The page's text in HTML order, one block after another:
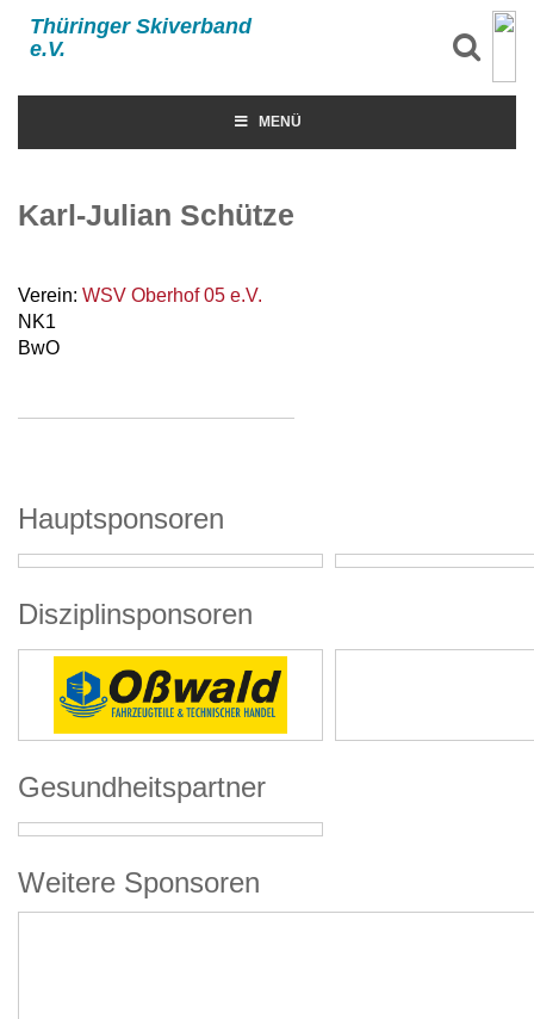
Thüringer Skiverband
e.V.
MENÜ
Karl-Julian Schütze
Verein: WSV Oberhof 05 e.V.
NK1
BwO
Hauptsponsoren
Disziplinsponsoren
Gesundheitspartner
Weitere Sponsoren